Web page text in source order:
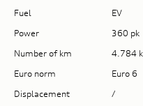
Fuel
EV
Power
360 pk
Number of km
4.784
Euro norm
Euro 6
Displacement
/